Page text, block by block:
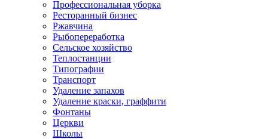
Профессиональная уборка
Ресторанный бизнес
Ржавчина
Рыбопереработка
Сельское хозяйство
Теплостанции
Типографии
Транспорт
Удаление запахов
Удаление краски, граффити
Фонтаны
Церкви
Школы